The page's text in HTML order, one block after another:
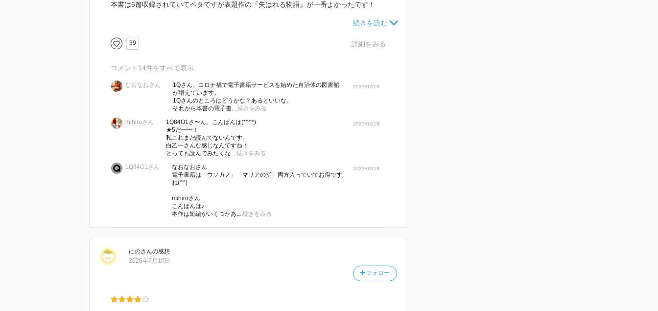
本書は6篇収録されていてベタですが表題作の『失はれる物語』が一番よかったです！
ある日、突然事故に遭い目覚めたのは暗闇と無音の世界
感じる、動かすことができるのは人差し指のみ
そんな私を懸命支えてくれるのは、事故に遭う前に喧嘩をしてしまった妻
ハッピーエンドで終わらない切ないストーリーがまたいいですね(/_;)
そして、この物語とジャケットが合うんです！
土瓶さん、素敵な本をおすすめしてくれてありがとうございます！
師匠がおすすめしてくれた乙一作品（というか課題図書？w）残り9/10冊です To be c
39 詳細をみる
コメント 14件をすべて表示
なおなおさん
1Qさん、コロナ禍で電子書籍サービスを始めた自治体の図書館
が増えています。
1Qさんのところはどうかな？あるといいな。
それから本書の電子書... 続きをみる
2023/02/18
mihiroさん
1Q84O1さ〜ん、こんばんは(*^^*)
★5だ〜〜！
私これまだ読んでないんです。
白乙一さんな感じなんですね！
とっても読んでみたくな... 続きをみる
2023/02/18
1Q84O1さん
なおなおさん
電子書籍は「ウソカノ」「マリアの指」両方入っていてお得です
ね(^^)
mihiroさん
こんばんは♪
本作は短編がいくつかあ... 続きをみる
2023/02/18
にのさんの感想
フォロー
2026年7月10日